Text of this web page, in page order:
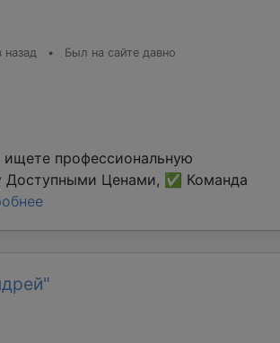
назад • Был на сайте давно
ищете профессиональную
Доступными Ценами, ✅ Команда